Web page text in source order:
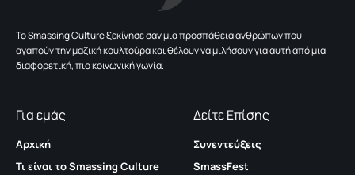
To Smassing Culture ξεκίνησε σαν μια προσπάθεια ανθρώπων που
αγαπούν την μαζική κουλτούρα και θέλουν να μιλήσουν για αυτή από μια
διαφορετική, πιο κοινωνική γωνία.
Για εμάς
Αρχική
Τι είναι το Smassing Culture
Δείτε Επίσης
Συνεντεύξεις
SmassFest